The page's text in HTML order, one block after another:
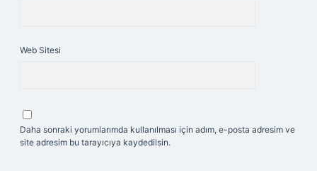
Web Sitesi
Daha sonraki yorumlarımda kullanılması için adım, e-posta adresim ve
site adresim bu tarayıcıya kaydedilsin.